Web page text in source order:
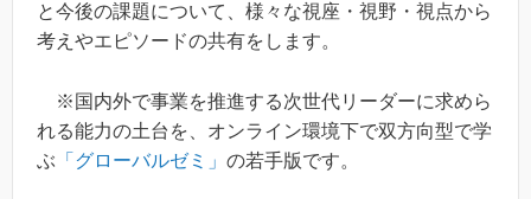
と今後の課題について、様々な視座・視野・視点から
考えやエピソードの共有をします。
※国内外で事業を推進する次世代リーダーに求めら
れる能力の土台を、オンライン環境下で双方向型で学
ぶ 「グローバルゼミ」 の若手版です。